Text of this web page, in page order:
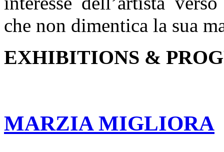
che non dimentica la sua
EXHIBITIONS &
MARZIA MIGLIORA